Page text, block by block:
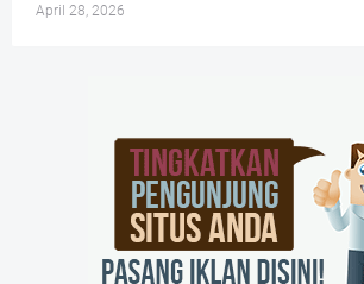
April 28, 2026